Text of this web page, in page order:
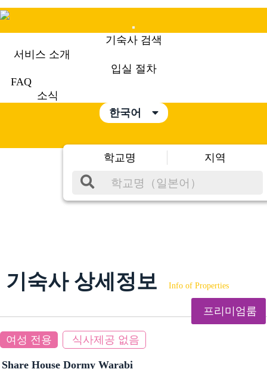
Mobile
Menu
기숙사 검색
서비스 소개
입실 절차
FAQ
소식
한국어
학교명 지역
기숙사 상세정보 Info of Properties
프리미엄룸
여성 전용 식사제공 없음
Share House Dormy Warabi